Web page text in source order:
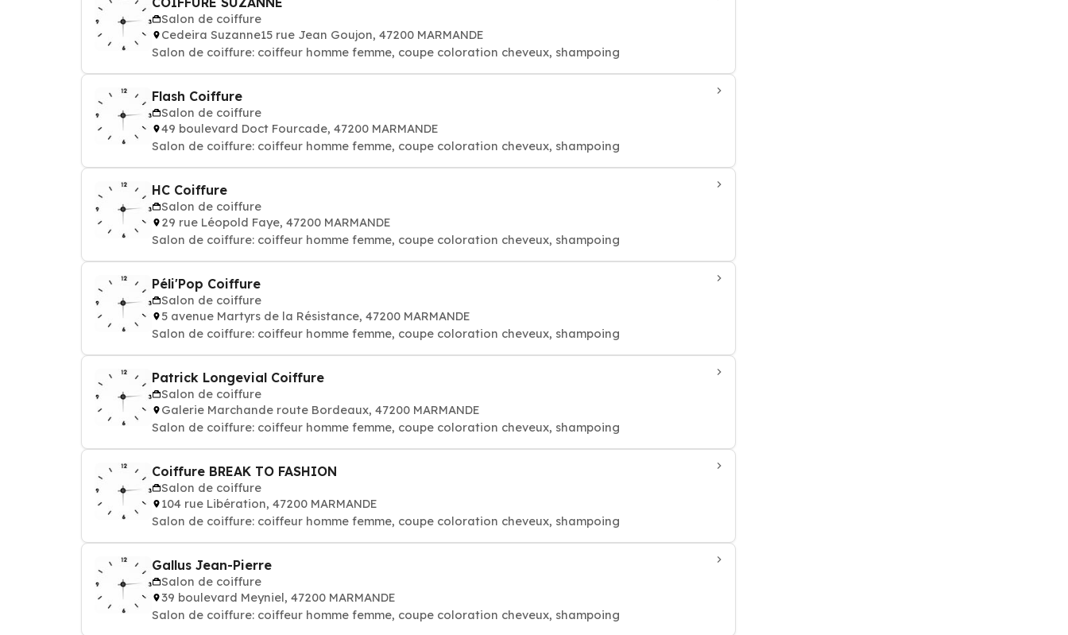
Salon de coiffure
Cedeira Suzanne15 rue Jean Goujon, 47200 MARMANDE
Salon de coiffure: coiffeur homme femme, coupe coloration cheveux, shampoing
Flash Coiffure
Salon de coiffure
49 boulevard Doct Fourcade, 47200 MARMANDE
Salon de coiffure: coiffeur homme femme, coupe coloration cheveux, shampoing
HC Coiffure
Salon de coiffure
29 rue Léopold Faye, 47200 MARMANDE
Salon de coiffure: coiffeur homme femme, coupe coloration cheveux, shampoing
Péli'Pop Coiffure
Salon de coiffure
5 avenue Martyrs de la Résistance, 47200 MARMANDE
Salon de coiffure: coiffeur homme femme, coupe coloration cheveux, shampoing
Patrick Longevial Coiffure
Salon de coiffure
Galerie Marchande route Bordeaux, 47200 MARMANDE
Salon de coiffure: coiffeur homme femme, coupe coloration cheveux, shampoing
Coiffure BREAK TO FASHION
Salon de coiffure
104 rue Libération, 47200 MARMANDE
Salon de coiffure: coiffeur homme femme, coupe coloration cheveux, shampoing
Gallus Jean-Pierre
Salon de coiffure
39 boulevard Meyniel, 47200 MARMANDE
Salon de coiffure: coiffeur homme femme, coupe coloration cheveux, shampoing